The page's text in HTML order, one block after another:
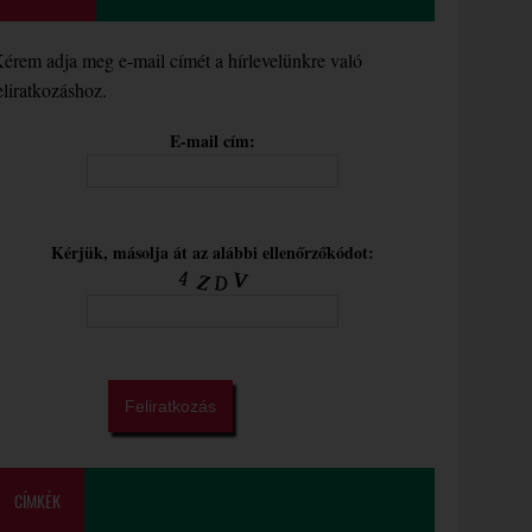
adja meg e-mail címét a hírlevelünkre való
E-mail cím:
Kérjük, másolja át az alábbi ellenőrzőkódot:
CÍMKÉK